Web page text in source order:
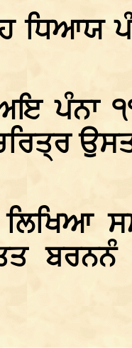
ਧਿਆਯ
ਪੰਨਾ